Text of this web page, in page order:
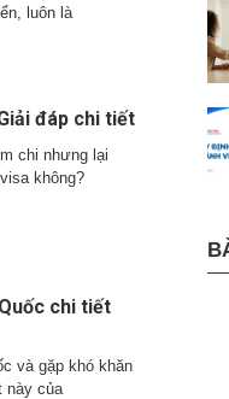
luôn là
đáp chi tiết
chi nhưng lại
không?
chi tiết
và gặp khó khăn
này của